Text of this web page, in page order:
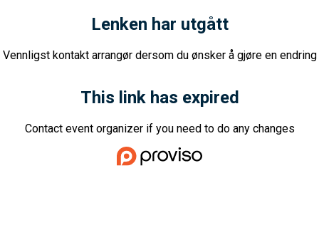
Lenken har utgått
Vennligst kontakt arrangør dersom du ønsker å gjøre en endring
This link has expired
Contact event organizer if you need to do any changes